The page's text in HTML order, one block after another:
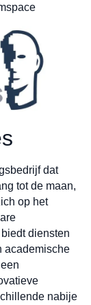
dat
tot de maan,
op het
diensten
academische
nabije